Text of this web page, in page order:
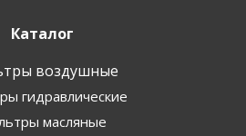
Каталог
воздушные
гидравлические
масляные